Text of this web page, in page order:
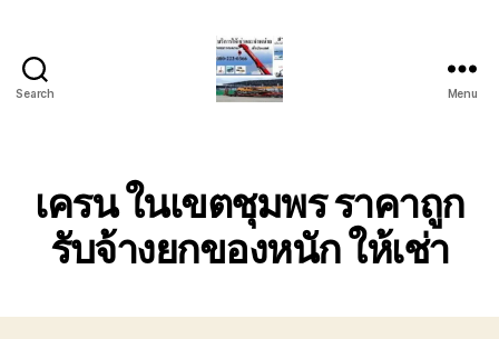
Search
เครน
รถ
เฮี๊ยบ
Menu
เครน ในเขตชุมพร ราคาถูก
รับจ้างยกของหนัก ให้เช่า